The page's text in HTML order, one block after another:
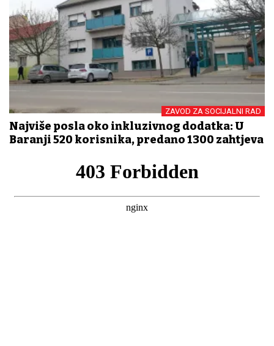
ZAVOD ZA SOCIJALNI RAD
Najviše posla oko inkluzivnog dodatka: U
Baranji 520 korisnika, predano 1300 zahtjeva